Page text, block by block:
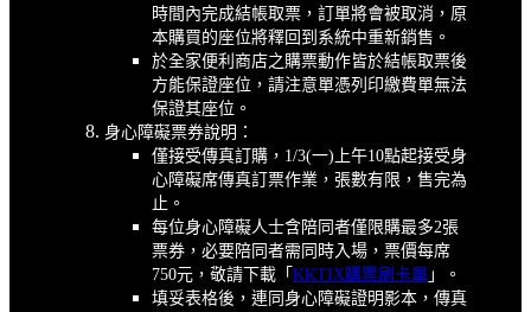
時間內完成結帳取票，訂單將會被取消，原
本購買的座位將釋回到系統中重新銷售。
於全家便利商店之購票動作皆於結帳取票後
方能保證座位，請注意單憑列印繳費單無法
保證其座位。
身心障礙票券說明：
僅接受傳真訂購，1/3(一) 上午10點起接受身
心障礙席傳真訂票作業，張數有限，售完為
止。
每位身心障礙人士含陪同者僅限購最多2張
票券，必要陪同者需同時入場，票價每席
750元，敬請下載「 KKTIX購票刷卡單 」。
填妥表格後，連同身心障礙證明影本，傳真